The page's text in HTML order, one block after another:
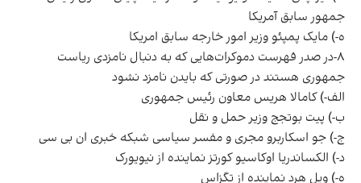
جمهور سابق آمریکا
ه-) مایک پمپئو وزیر امور خارجه سابق امریکا
۸-در صدر فهرست دموکرات‌هایی که به دنبال نامزدی ریاست
جمهوری هستند در صورتی که بایدن نامزد نشود
الف-) کامالا هریس معاون رئیس جمهوری
ب-) پیت بوتجج وزیر حمل و نقل
ج-) جو اسکاربرو مجری و مفسر سیاسی شبکه خبری ان بی سی
د-) الکساندریا اوکاسیو کورتز نماینده از نیویورک
ه-) ویل هرد نماینده از تگزاس